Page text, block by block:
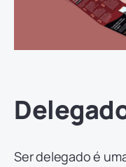
Ser delegado é